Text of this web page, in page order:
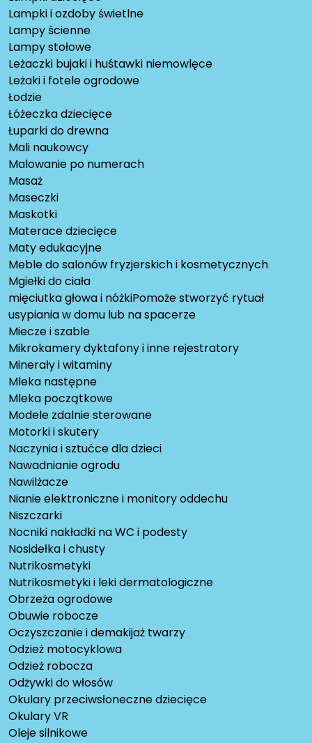
Lampki i ozdoby świetlne
Lampy ścienne
Lampy stołowe
Leżaczki bujaki i huśtawki niemowlęce
Leżaki i fotele ogrodowe
Łodzie
Łóżeczka dziecięce
Łuparki do drewna
Mali naukowcy
Malowanie po numerach
Masaż
Maseczki
Maskotki
Materace dziecięce
Maty edukacyjne
Meble do salonów fryzjerskich i kosmetycznych
Mgiełki do ciała
mięciutka głowa i nóżkiPomoże stworzyć rytuał
usypiania w domu lub na spacerze
Miecze i szable
Mikrokamery dyktafony i inne rejestratory
Minerały i witaminy
Mleka następne
Mleka początkowe
Modele zdalnie sterowane
Motorki i skutery
Naczynia i sztućce dla dzieci
Nawadnianie ogrodu
Nawilżacze
Nianie elektroniczne i monitory oddechu
Niszczarki
Nocniki nakładki na WC i podesty
Nosidełka i chusty
Nutrikosmetyki
Nutrikosmetyki i leki dermatologiczne
Obrzeża ogrodowe
Obuwie robocze
Oczyszczanie i demakijaż twarzy
Odzież motocyklowa
Odzież robocza
Odżywki do włosów
Okulary przeciwsłoneczne dziecięce
Okulary VR
Oleje silnikowe